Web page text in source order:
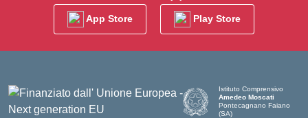
App Store Play Store
Istituto Comprensivo
Amedeo Moscati
Pontecagnano Faiano
(SA)